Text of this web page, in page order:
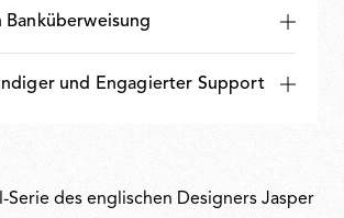
und Engagierter Support
Serie des englischen Designers Jasper